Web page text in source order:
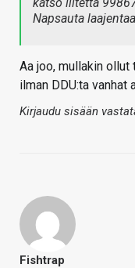
Napsauta
Aa joo, mullakin ollut
ilman DDU:ta vanhat
Kirjaudu sisään
Fishtrap